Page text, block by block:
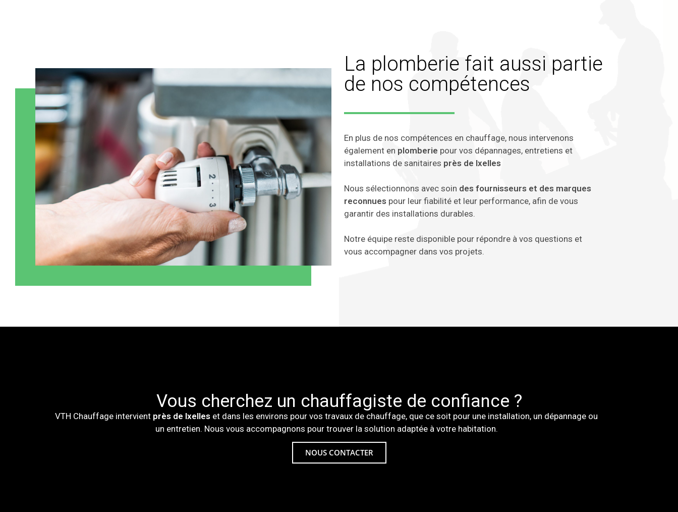
La plomberie fait aussi partie
de nos compétences
En plus de nos compétences en chauffage, nous intervenons
également en plomberie pour vos dépannages, entretiens et
installations de sanitaires près de Ixelles
Nous sélectionnons avec soin des fournisseurs et des marques
reconnues pour leur fiabilité et leur performance, afin de vous
garantir des installations durables.
Notre équipe reste disponible pour répondre à vos questions et
vous accompagner dans vos projets.
Vous cherchez un chauffagiste de confiance ?
VTH Chauffage intervient près de Ixelles et dans les environs pour vos travaux de chauffage, que ce soit pour une installation, un dépannage ou
un entretien. Nous vous accompagnons pour trouver la solution adaptée à votre habitation.
NOUS CONTACTER